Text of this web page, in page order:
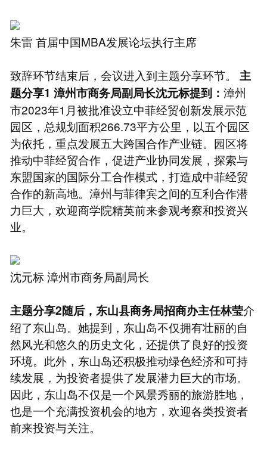
朱雷 首届中国MBA发展论坛执行主席
致辞环节结束后，会议进入到主题分享环节。 主
题分享1 漳州市商务局副局长沈元标提到： 漳州
市2023年1月被批准设立中菲经贸创新发展示范
园区，总规划面积266.73平方公里，以五个园区
为依托，重点发展五大跨国合作产业链。园区将
推动中菲经贸合作，促进产业协同发展，探索与
东盟国家的国际分工合作模式，打造成中菲经贸
合作的新高地。漳州与菲律宾之间的互利合作潜
力巨大，欢迎商学院精英前来参观考察和投资兴
业。
沈元标 漳州市商务局副局长
主题分享2随后，东山县商务局招商办主任林莹介
绍了东山岛。她提到，东山岛不仅拥有壮丽的自
然风光和悠久的历史文化，还提供了良好的投资
环境。此外，东山岛还积极推动绿色经济和可持
续发展，为投资者提供了发展潜力巨大的市场。
因此，东山岛不仅是一个风景秀丽的旅游胜地，
也是一个充满投资机会的地方，欢迎各类投资者
前来投资与关注。